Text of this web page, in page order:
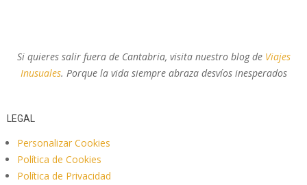
Si quieres salir fuera de Cantabria, visita nuestro blog de Viajes
Inusuales. Porque la vida siempre abraza desvíos inesperados
LEGAL
Personalizar Cookies
Política de Cookies
Política de Privacidad